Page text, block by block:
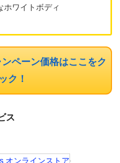
ホワイトボディ
ペーン価格はここをク
ク！
ス